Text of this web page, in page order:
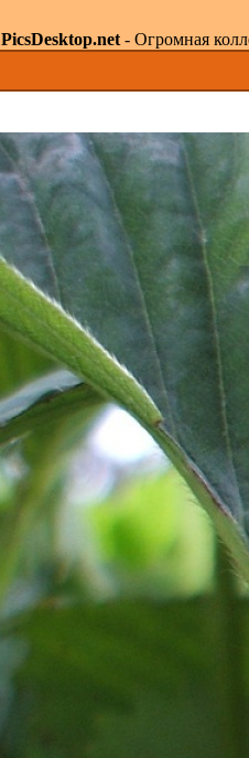
PicsDesktop.net- Огромная